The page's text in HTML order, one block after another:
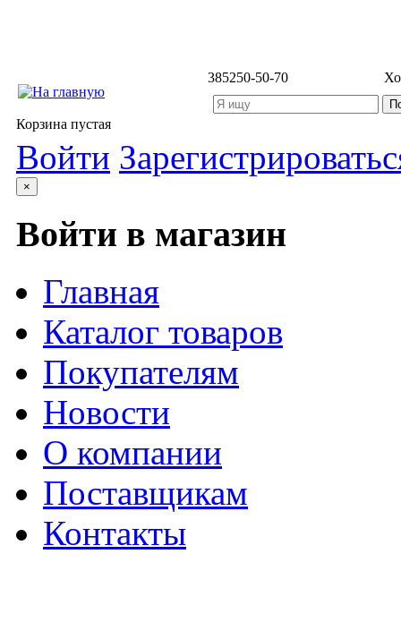
385250-50-70
Корзина пустая
Войти
×
Войти в магазин
Главная
Каталог товаров
Покупателям
Новости
О компании
Поставщикам
Контакты